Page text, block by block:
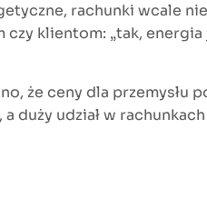
rachunki wcale
klientom: „tak, energia
że ceny dla przemysłu
duży udział w